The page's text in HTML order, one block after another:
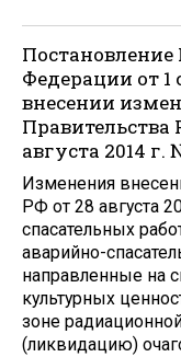
Постановление
Федерации от 1
внесении
Правительства
августа 2014 г.
Изменения
РФ от 28 августа
спасательных
аварийно-
направленные на
культурных
зоне
(ликвидацию)